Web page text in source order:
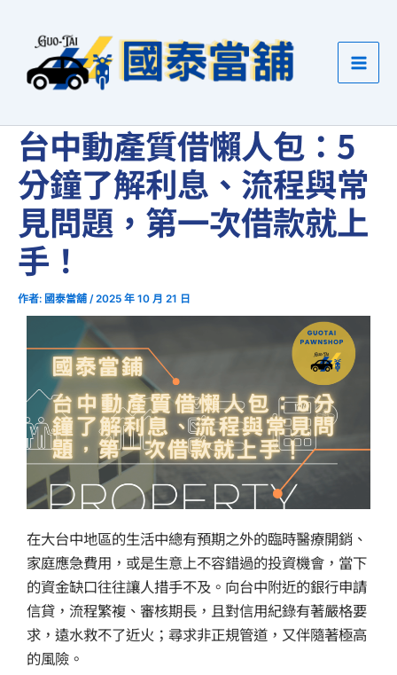
容 台中動產質借懶人包：5
分鐘了解利息、流程與常
見問題，第一次借款就上
手！
作者: 國泰當舖 /2025 年 10 月 21 日
在大台中地區的生活中總有預期之外的臨時醫療開銷、
家庭應急費用，或是生意上不容錯過的投資機會，當下
的資金缺口往往讓人措手不及。向台中附近的銀行申請
信貸，流程繁複、審核期長，且對信用紀錄有著嚴格要
求，遠水救不了近火；尋求非正規管道，又伴隨著極高
的風險。